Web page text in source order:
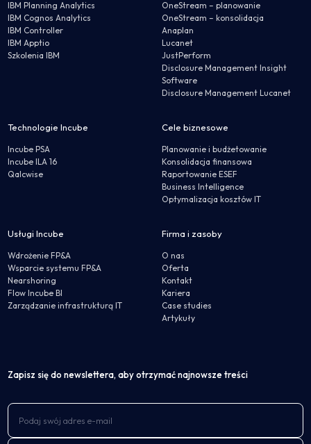
IBM Planning Analytics
IBM Cognos Analytics
IBM Controller
IBM Apptio
Szkolenia IBM
OneStream – planowanie
OneStream – konsolidacja
Anaplan
Lucanet
JustPerform
Disclosure Management Insight
Software
Disclosure Management Lucanet
Technologie Incube
Incube PSA
Incube ILA 16
Qalcwise
Cele biznesowe
Planowanie i budżetowanie
Konsolidacja finansowa
Raportowanie ESEF
Business Intelligence
Optymalizacja kosztów IT
Usługi Incube
Wdrożenie FP&A
Wsparcie systemu FP&A
Nearshoring
Flow Incube BI
Zarządzanie infrastrukturą IT
Firma i zasoby
O nas
Oferta
Kontakt
Kariera
Case studies
Artykuły
Zapisz się do newslettera, aby otrzymać najnowsze treści